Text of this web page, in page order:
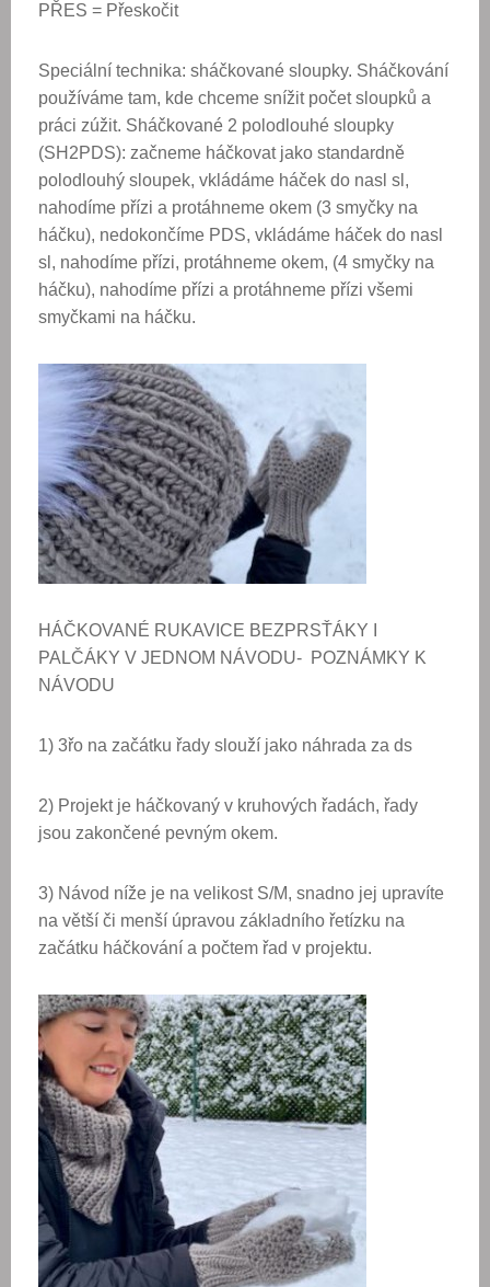
PŘES = Přeskočit
Speciální technika: sháčkované sloupky. Sháčkování
používáme tam, kde chceme snížit počet sloupků a
práci zúžit. Sháčkované 2 polodlouhé sloupky
(SH2PDS): začneme háčkovat jako standardně
polodlouhý sloupek, vkládáme háček do nasl sl,
nahodíme přízi a protáhneme okem (3 smyčky na
háčku), nedokončíme PDS, vkládáme háček do nasl
sl, nahodíme přízi, protáhneme okem, (4 smyčky na
háčku), nahodíme přízi a protáhneme přízi všemi
smyčkami na háčku.
HÁČKOVANÉ RUKAVICE BEZPRSŤÁKY I
PALČÁKY V JEDNOM NÁVODU- POZNÁMKY K
NÁVODU
1) 3řo na začátku řady slouží jako náhrada za ds
2) Projekt je háčkovaný v kruhových řadách, řady
jsou zakončené pevným okem.
3) Návod níže je na velikost S/M, snadno jej upravíte
na větší či menší úpravou základního řetízku na
začátku háčkování a počtem řad v projektu.